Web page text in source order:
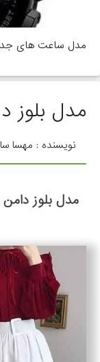
مدل ساعت های
مدل بلوز
نویسنده : مهسا
مدل بلوز